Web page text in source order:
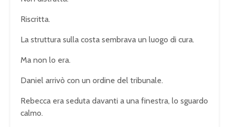
Riscritta.
La struttura sulla costa sembrava un luogo di cura.
Ma non lo era.
Daniel arrivò con un ordine del tribunale.
Rebecca era seduta davanti a una finestra, lo sguardo
calmo.